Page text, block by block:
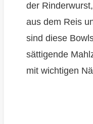
der
aus dem Reis
sind diese
sättigende
mit wichtigen